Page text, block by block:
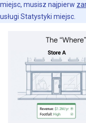
miejsc, musisz najpierw
usługi Statystyki miejsc.